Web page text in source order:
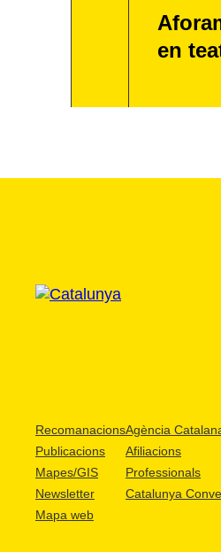
en
Recomanacions
Publicacions
Mapes/GIS
Newsletter
Mapa web
Agència
Afiliacions
Professionals
Catalunya